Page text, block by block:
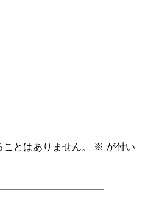
とはありません。 ※ が付い